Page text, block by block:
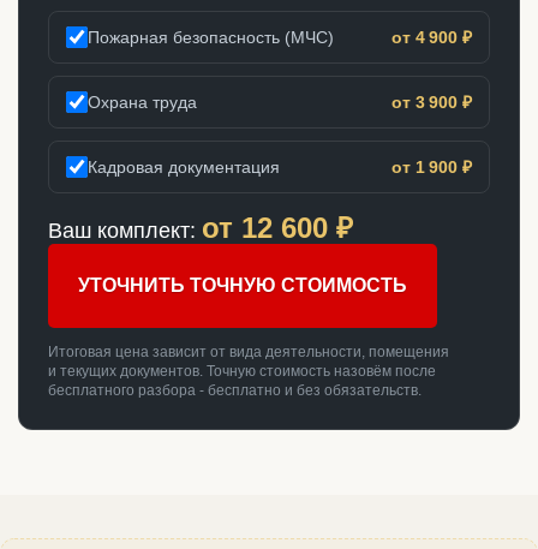
Пожарная безопасность (МЧС) от 4 900 ₽
Охрана труда от 3 900 ₽
Кадровая документация от 1 900 ₽
Ваш комплект: от 12 600 ₽
УТОЧНИТЬ ТОЧНУЮ СТОИМОСТЬ
Итоговая цена зависит от вида деятельности, помещения
и текущих документов. Точную стоимость назовём после
бесплатного разбора - бесплатно и без обязательств.